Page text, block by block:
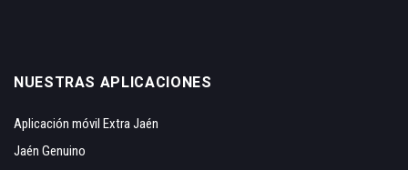
NUESTRAS APLICACIONES
Aplicación móvil Extra Jaén
Jaén Genuino